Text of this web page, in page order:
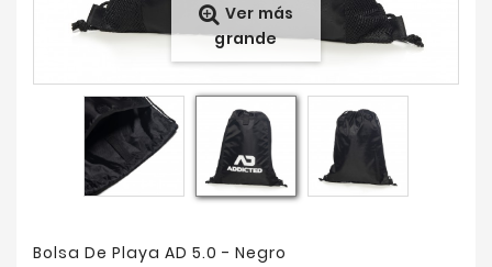
Novedades
Ver más
grande
Bolsa De Playa AD 5.0 - Negro